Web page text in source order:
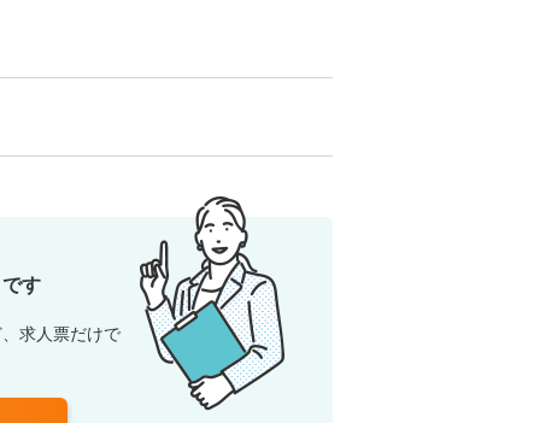
です
求人票だけで